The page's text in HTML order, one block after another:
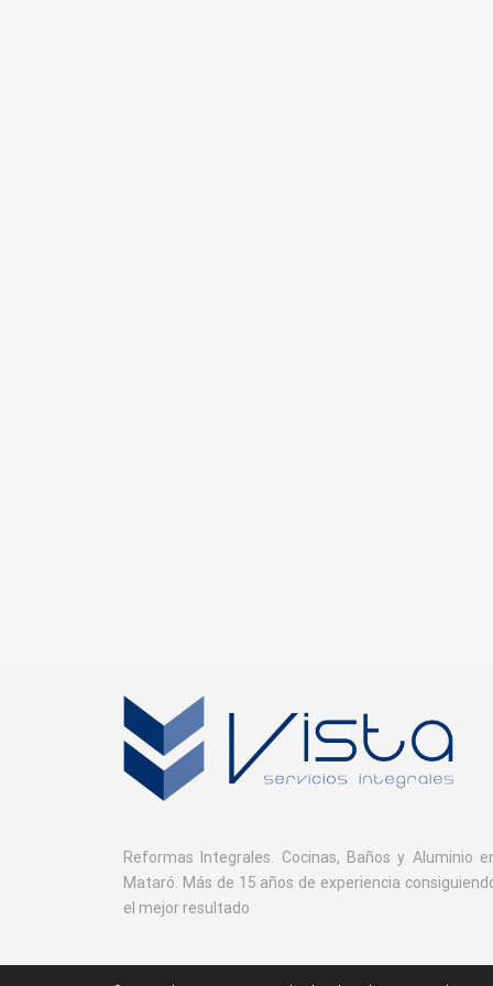
Reformas Integrales. Cocinas, Baños y Aluminio
Mataró. Más de 15 años de experiencia
el mejor resultado